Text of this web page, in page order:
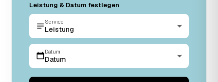
Leistung & Datum festlegen
Service
Leistung
Datum
Datum